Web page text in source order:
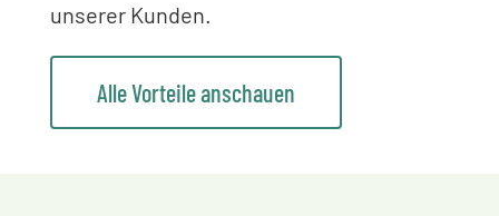
unserer Kunden.
Alle Vorteile anschauen